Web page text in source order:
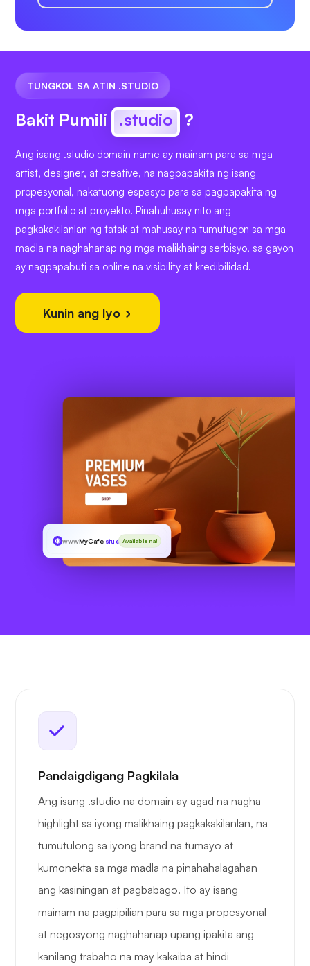
TUNGKOL SA ATIN .STUDIO
Bakit Pumili .studio ?
Ang isang .studio domain name ay mainam para sa mga
artist, designer, at creative, na nagpapakita ng isang
propesyonal, nakatuong espasyo para sa pagpapakita ng
mga portfolio at proyekto. Pinahuhusay nito ang
pagkakakilanlan ng tatak at mahusay na tumutugon sa mga
madla na naghahanap ng mga malikhaing serbisyo, sa gayon
ay nagpapabuti sa online na visibility at kredibilidad.
Kunin ang Iyo
wwwMyCafe.studioAvailable na!
Pandaigdigang Pagkilala
Ang isang .studio na domain ay agad na nagha-
highlight sa iyong malikhaing pagkakakilanlan, na
tumutulong sa iyong brand na tumayo at
kumonekta sa mga madla na pinahahalagahan
ang kasiningan at pagbabago. Ito ay isang
mainam na pagpipilian para sa mga propesyonal
at negosyong naghahanap upang ipakita ang
kanilang trabaho na may kakaiba at hindi